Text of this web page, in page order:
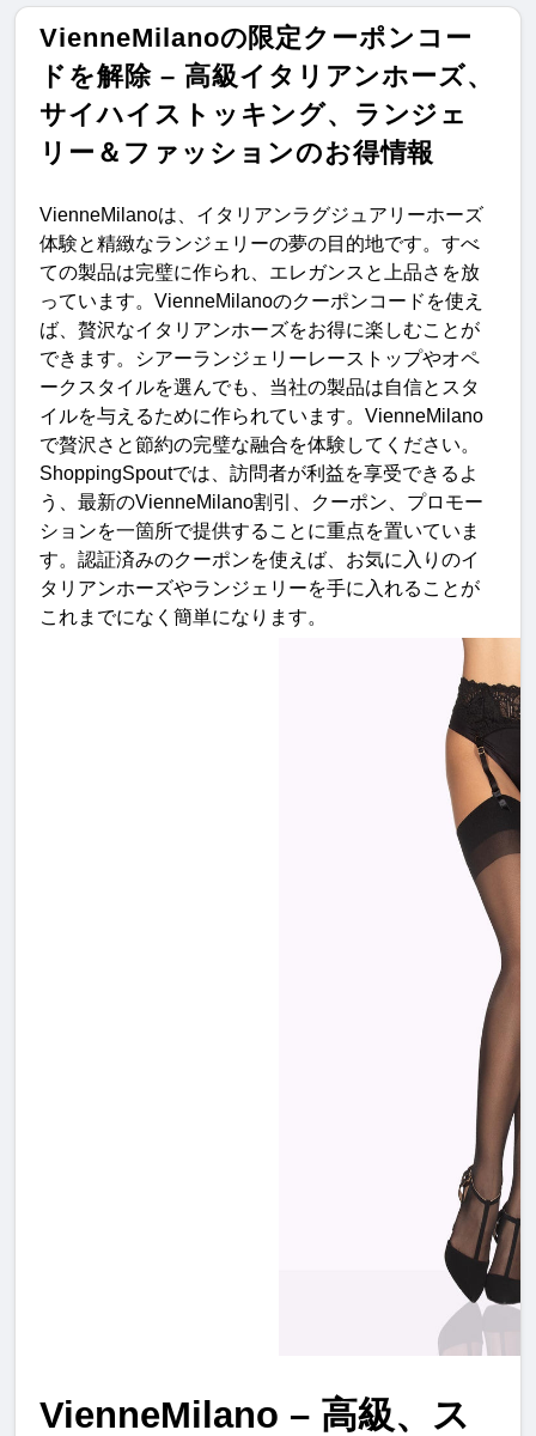
VienneMilanoの限定クーポンコー
ドを解除 – 高級イタリアンホーズ、
サイハイストッキング、ランジェ
リー＆ファッションのお得情報
VienneMilanoは、イタリアンラグジュアリーホーズ
体験と精緻なランジェリーの夢の目的地です。すべ
ての製品は完璧に作られ、エレガンスと上品さを放
っています。 VienneMilanoのクーポンコードを使え
ば、贅沢なイタリアンホーズをお得に楽しむことが
できます。シアーランジェリーレーストップやオペ
ークスタイルを選んでも、当社の製品は自信とスタ
イルを与えるために作られています。 VienneMilano
で贅沢さと節約の完璧な融合を体験してください。
ShoppingSpoutでは、訪問者が利益を享受できるよ
う、最新のVienneMilano割引、クーポン、プロモー
ションを一箇所で提供することに重点を置いていま
す。認証済みのクーポンを使えば、お気に入りのイ
タリアンホーズやランジェリーを手に入れることが
これまでになく簡単になります。
VienneMilano – 高級、ス